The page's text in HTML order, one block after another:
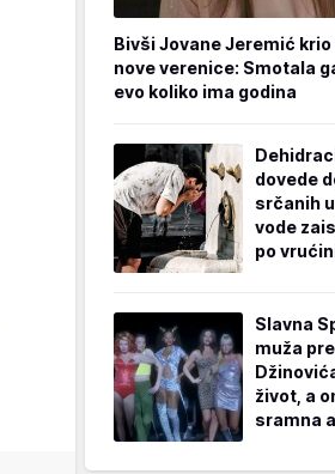
Bivši Jovane Jeremić
nove verenice: Smotala
evo koliko ima godina
dovede
srčanih
vode
po
Slavna
muža
život, a
sramna